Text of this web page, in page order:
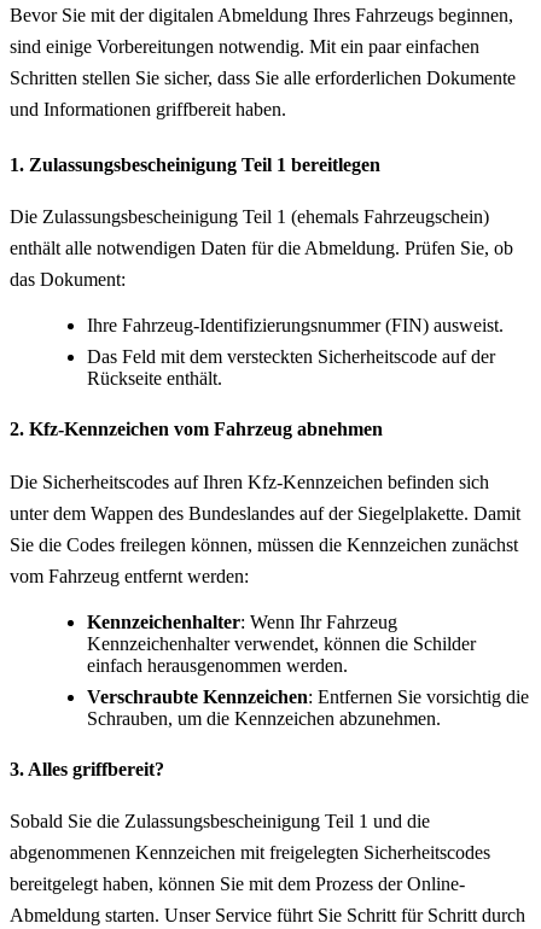
Bevor Sie mit der digitalen Abmeldung Ihres Fahrzeugs beginnen,
sind einige Vorbereitungen notwendig. Mit ein paar einfachen
Schritten stellen Sie sicher, dass Sie alle erforderlichen Dokumente
und Informationen griffbereit haben.
1. Zulassungsbescheinigung Teil 1 bereitlegen
Die Zulassungsbescheinigung Teil 1 (ehemals Fahrzeugschein)
enthält alle notwendigen Daten für die Abmeldung. Prüfen Sie, ob
das Dokument:
Ihre Fahrzeug-Identifizierungsnummer (FIN) ausweist.
Das Feld mit dem versteckten Sicherheitscode auf der
Rückseite enthält.
2. Kfz-Kennzeichen vom Fahrzeug abnehmen
Die Sicherheitscodes auf Ihren Kfz-Kennzeichen befinden sich
unter dem Wappen des Bundeslandes auf der Siegelplakette. Damit
Sie die Codes freilegen können, müssen die Kennzeichen zunächst
vom Fahrzeug entfernt werden:
Kennzeichenhalter: Wenn Ihr Fahrzeug
Kennzeichenhalter verwendet, können die Schilder
einfach herausgenommen werden.
Verschraubte Kennzeichen: Entfernen Sie vorsichtig die
Schrauben, um die Kennzeichen abzunehmen.
3. Alles griffbereit?
Sobald Sie die Zulassungsbescheinigung Teil 1 und die
abgenommenen Kennzeichen mit freigelegten Sicherheitscodes
bereitgelegt haben, können Sie mit dem Prozess der Online-
Abmeldung starten. Unser Service führt Sie Schritt für Schritt durch